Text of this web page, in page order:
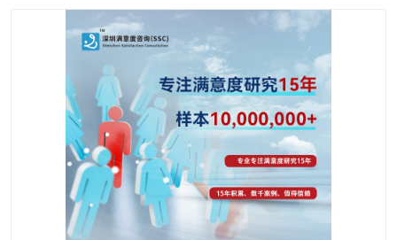
客户满意度调查 医疗服务业满意度
公共事务满意度调查 餐饮业满意度调查
营商环境满意度 员工满意度
服务满意度调查 汽车行业满意度